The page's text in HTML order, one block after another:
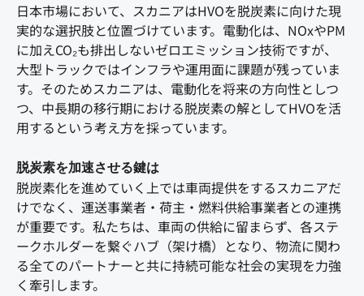
日本市場において、スカニアはHVOを脱炭素に向けた現
実的な選択肢と位置づけています。電動化は、NOxやPM
に加えCO₂も排出しないゼロエミッション技術ですが、
大型トラックではインフラや運用面に課題が残っていま
す。そのためスカニアは、電動化を将来の方向性としつ
つ、中長期の移行期における脱炭素の解としてHVOを活
用するという考え方を採っています。
脱炭素を加速させる鍵は
脱炭素化を進めていく上では車両提供をするスカニアだ
けでなく、運送事業者・荷主・燃料供給事業者との連携
が重要です。私たちは、車両の供給に留まらず、各ステ
ークホルダーを繋ぐハブ（架け橋）となり、物流に関わ
る全てのパートナーと共に持続可能な社会の実現を力強
く牽引します。